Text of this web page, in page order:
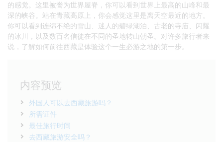
的感觉。这里被誉为世界屋脊，你可以看到世界上最高的山峰和最
深的峡谷。站在青藏高原上，你会感觉这里是离天空最近的地方。
你可以看到连绵不绝的雪山、迷人的碧绿湖泊、古老的寺庙、闪耀
的冰川，以及数百名信徒在不同的圣地转山朝圣。对许多旅行者来
说，了解如何前往西藏是体验这个一生必游之地的第一步。
内容预览
外国人可以去西藏旅游吗？
所需证件
最佳旅行时间
去西藏旅游安全吗？